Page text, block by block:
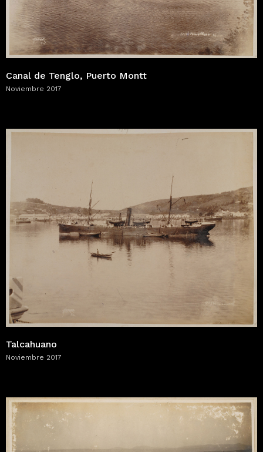
Canal de Tenglo, Puerto Montt
Noviembre 2017
Talcahuano
Noviembre 2017